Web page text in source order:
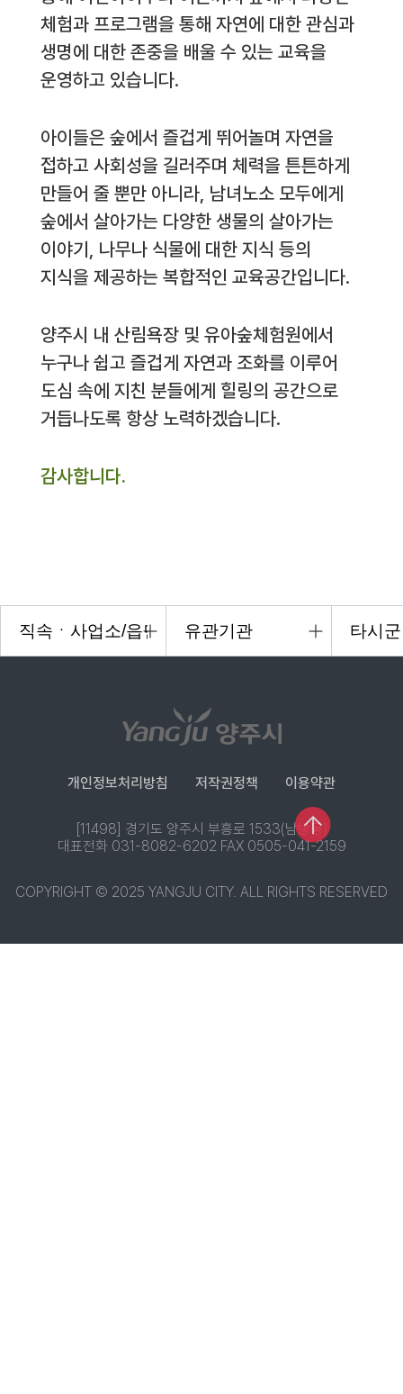
체험과 프로그램을 통해 자연에 대한 관심과
생명에 대한 존중을 배울 수 있는 교육을
운영하고 있습니다.
아이들은 숲에서 즐겁게 뛰어놀며 자연을
접하고 사회성을 길러주며 체력을 튼튼하게
만들어 줄 뿐만 아니라, 남녀노소 모두에게
숲에서 살아가는 다양한 생물의 살아가는
이야기, 나무나 식물에 대한 지식 등의
지식을 제공하는 복합적인 교육공간입니다.
양주시 내 산림욕장 및 유아숲체험원에서
누구나 쉽고 즐겁게 자연과 조화를 이루어
도심 속에 지친 분들에게 힐링의 공간으로
거듭나도록 항상 노력하겠습니다.
감사합니다.
개인정보처리방침 저작권정책 이용약관
[11498] 경기도 양주시 부흥로 1533(남방동)
대표전화 031-8082-6202 FAX 0505-041-2159
COPYRIGHT © 2025 YANGJU CITY. ALL RIGHTS RESERVED